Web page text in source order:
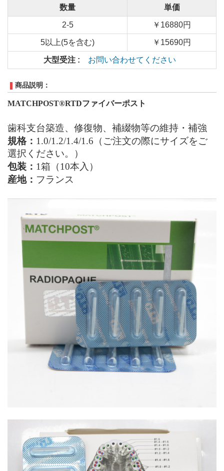
数量 単価
2-5 ￥16880円
5以上(5を含む) ￥15690円
大型受注 : お問い合わせてください
商品説明：
MATCHPOST®RTDファイバーポスト
歯科支台築造、 修復物、補綴物等の維持 ・ 補強
規格： 1.0/1.2/1.4/1.6 （ご注文の際にサイズをご
選択ください。）
包装： 1箱（10本入）
産地： フランス